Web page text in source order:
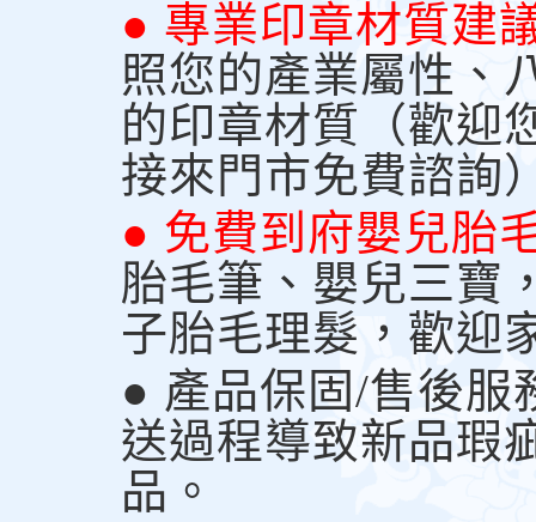
● 專業印章材質建
照您的產業屬性、
的印章材質（歡迎
接來門市免費諮詢
● 免費到府嬰兒胎
胎毛筆、嬰兒三寶
子胎毛理髮，歡迎
● 產品保固/售後服
送過程導致新品瑕
品。